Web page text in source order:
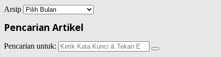
Arsip
Pencarian Artikel
Pencarian untuk: